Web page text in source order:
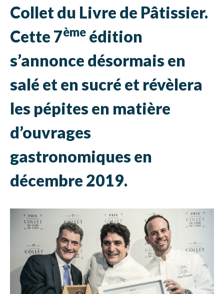
Collet du Livre de Pâtissier.
Cette 7ème édition
s’annonce désormais en
salé et en sucré et révèlera
les pépites en matière
d’ouvrages
gastronomiques en
décembre 2019.